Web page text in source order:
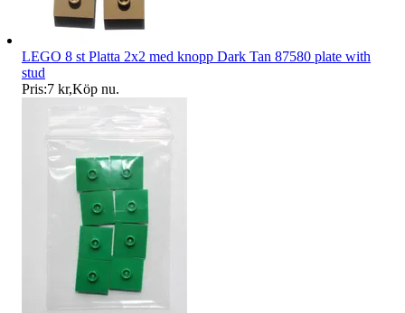
LEGO 8 st Platta 2x2 med knopp Dark Tan 87580 plate with
stud
Pris:7 kr,Köp nu.